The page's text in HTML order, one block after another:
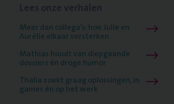
Meer dan collega’s: hoe Julie en
Aurélie elkaar versterken
Mathias houdt van diepgaande
dossiers én droge humor
Thalia zoekt graag oplossingen, in
games én op het werk